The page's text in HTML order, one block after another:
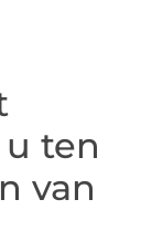
ten
van